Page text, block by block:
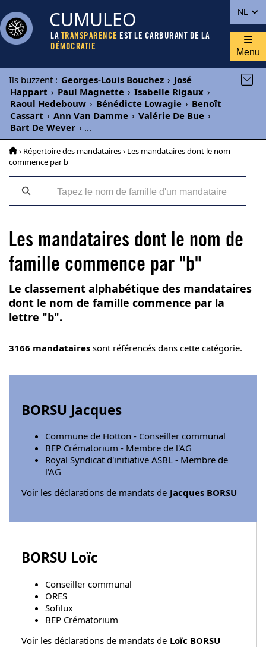
NL
CUMULEO
LA TRANSPARENCE EST LE CARBURANT DE LA
DÉMOCRATIE
Menu
Ils buzzent : Georges-Louis Bouchez › José
Happart › Paul Magnette › Isabelle Rigaux ›
Raoul Hedebouw › Bénédicte Lowagie › Benoît
Cassart › Ann Van Damme › Valérie De Bue ›
Bart De Wever › ...
› Répertoire des mandataires› Les mandataires dont le nom
commence par b
Les mandataires dont le nom de
famille commence par "b"
Le classement alphabétique des mandataires
dont le nom de famille commence par la
lettre "b".
3166 mandataires sont référencés dans cette catégorie.
BORSU Jacques
Commune de Hotton - Conseiller communal
BEP Crématorium - Membre de l'AG
Royal Syndicat d'initiative ASBL - Membre de
l'AG
Voir les déclarations de mandats de Jacques BORSU
BORSU Loïc
Conseiller communal
ORES
Sofilux
BEP Crématorium
Voir les déclarations de mandats de Loïc BORSU